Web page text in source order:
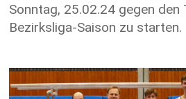
Sonntag, 25.02.24 gegen den
Bezirksliga-Saison zu starten.